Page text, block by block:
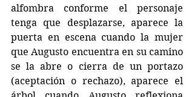
alfombra conforme el personaje
tenga que desplazarse, aparece la
puerta en escena cuando la mujer
que Augusto encuentra en su camino
se la abre o cierra de un portazo
(aceptación o rechazo), aparece el